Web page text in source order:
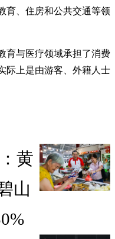
育、住房和公共交通等领
育与医疗领域承担了消费
际上是由游客、外籍人士
黄
山